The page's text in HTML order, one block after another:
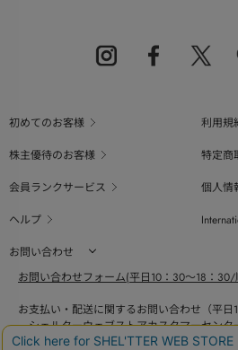
初めてのお客様
利用規
株主優待のお客様
特定商
会員ランクサービス
個人情
ヘルプ
お問い合わせ
お問い合わせフォーム(平日10：30～18：
お支払い・配送に関するお問い合わせ（平日
シェルターウェブストアカスタマーセンタ
0800-123-6820